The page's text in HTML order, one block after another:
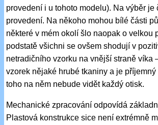
provedení i u tohoto modelu). Na výběr je
provedení. Na někoho mohou bílé části
některé v mém okolí šlo naopak o velkou
podstatě všichni se ovšem shodují v
netradičního vzorku na vnější straně víka
vzorek nějaké hrubé tkaniny a je
toho na něm nebude vidět každý otisk.
Mechanické zpracování odpovídá
Plastová konstrukce sice není extrémně